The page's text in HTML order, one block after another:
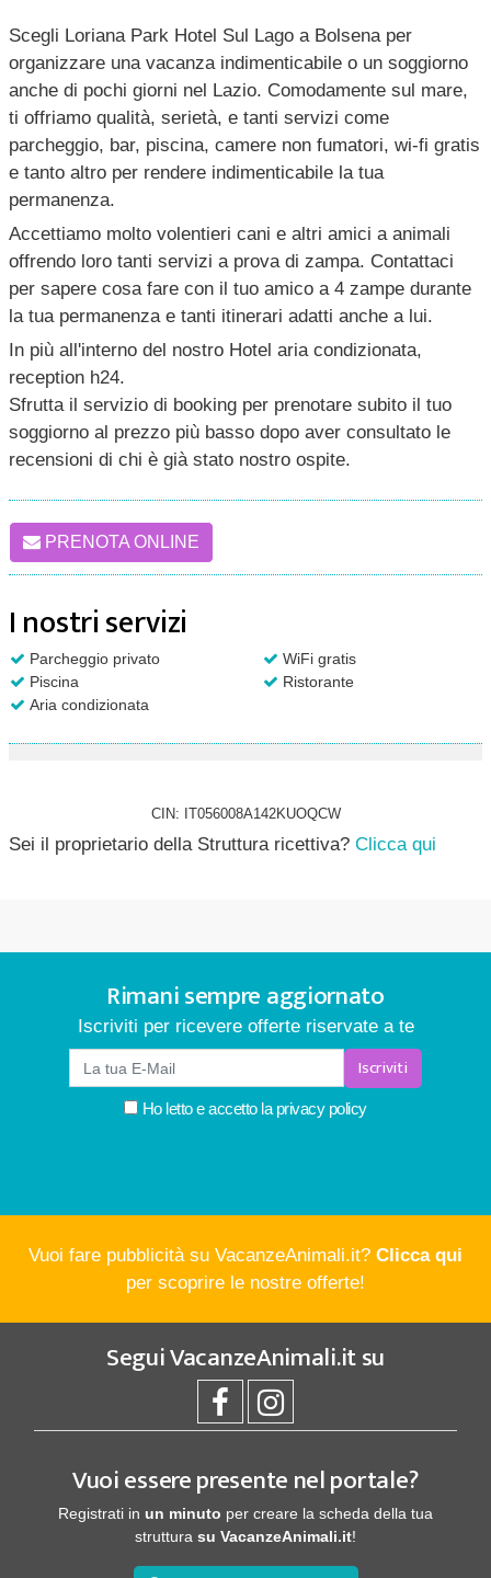
Scegli Loriana Park Hotel Sul Lago a Bolsena per
organizzare una vacanza indimenticabile o un soggiorno
anche di pochi giorni nel Lazio. Comodamente sul mare,
ti offriamo qualità, serietà, e tanti servizi come
parcheggio, bar, piscina, camere non fumatori, wi-fi gratis
e tanto altro per rendere indimenticabile la tua
permanenza.
Accettiamo molto volentieri cani e altri amici a animali
offrendo loro tanti servizi a prova di zampa. Contattaci
per sapere cosa fare con il tuo amico a 4 zampe durante
la tua permanenza e tanti itinerari adatti anche a lui.
In più all'interno del nostro Hotel aria condizionata,
reception h24.
Sfrutta il servizio di booking per prenotare subito il tuo
soggiorno al prezzo più basso dopo aver consultato le
recensioni di chi è già stato nostro ospite.
PRENOTA ONLINE
I nostri servizi
Parcheggio privato
WiFi gratis
Piscina
Ristorante
Aria condizionata
CIN: IT056008A142KUOQCW
Sei il proprietario della Struttura ricettiva? Clicca qui
Rimani sempre aggiornato
Iscriviti per ricevere offerte riservate a te
Iscriviti
Ho letto e accetto la privacy policy
Vuoi fare pubblicità su VacanzeAnimali.it? Clicca qui
per scoprire le nostre offerte!
SeguiVacanzeAnimali.itsu
Vuoi essere presente nel portale?
Registrati in un minuto per creare la scheda della tua
struttura su VacanzeAnimali.it!